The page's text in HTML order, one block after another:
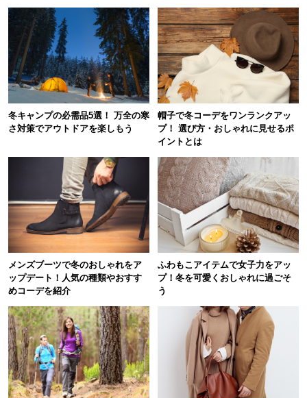
冬キャンプの必需品5選！ 万全の寒
さ対策でアウトドアを楽しもう
帽子で冬コーデをワンランクアッ
プ！ 選び方・おしゃれに見せるポ
イントとは
メンズブーツで冬のおしゃれをア
ップデート！人気の種類やおすす
めコーデを紹介
ふわもこアイテムで女子力をアッ
プ！冬を可愛くおしゃれに過ごそ
う